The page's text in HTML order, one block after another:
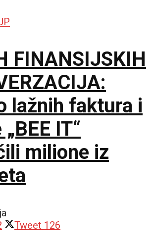
FINANSIJSKIH
lažnih faktura i
IT“
milione iz
Tweet 126